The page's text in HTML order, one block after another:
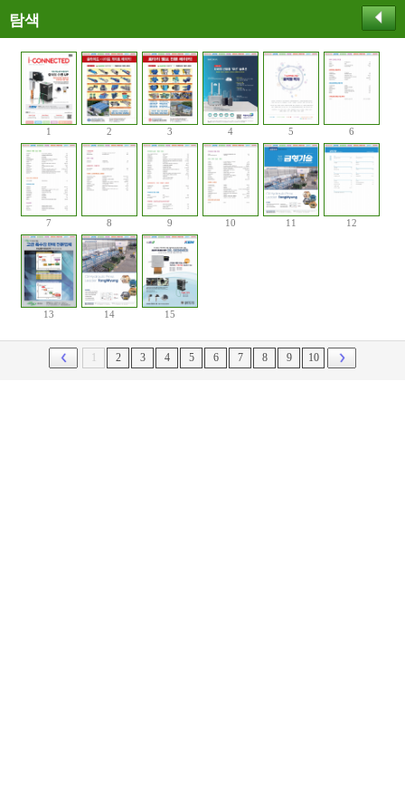
탐색
1 2 3 4 5 6
7 8 9 10 11 12
13 14 15
2 3 4 5 6 7 8 9 10